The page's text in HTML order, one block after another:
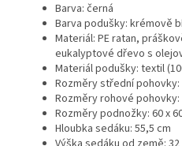
Barva: černá
Barva podušky: krémově
Materiál: PE ratan,
eukalyptové dřevo s
Materiál podušky: textil
Rozměry střední pohovky:
Rozměry rohové pohovky:
Rozměry podnožky: 60 x
Hloubka sedáku: 55,5 cm